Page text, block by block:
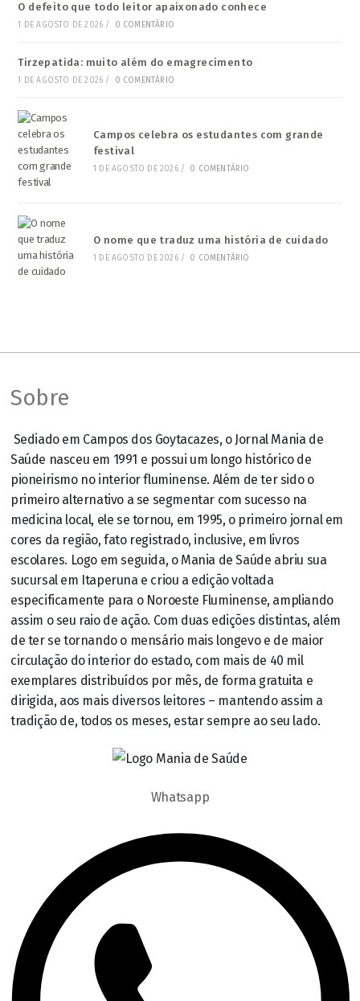
O defeito que todo leitor apaixonado conhece
1 DE AGOSTO DE 2026 / 0 COMENTÁRIO
Tirzepatida: muito além do emagrecimento
1 DE AGOSTO DE 2026 / 0 COMENTÁRIO
Campos celebra os estudantes com grande
festival
1 DE AGOSTO DE 2026 / 0 COMENTÁRIO
O nome que traduz uma história de cuidado
1 DE AGOSTO DE 2026 / 0 COMENTÁRIO
Sobre
Sediado em Campos dos Goytacazes, o Jornal Mania de
Saúde nasceu em 1991 e possui um longo histórico de
pioneirismo no interior fluminense. Além de ter sido o
primeiro alternativo a se segmentar com sucesso na
medicina local, ele se tornou, em 1995, o primeiro jornal em
cores da região, fato registrado, inclusive, em livros
escolares. Logo em seguida, o Mania de Saúde abriu sua
sucursal em Itaperuna e criou a edição voltada
especificamente para o Noroeste Fluminense, ampliando
assim o seu raio de ação. Com duas edições distintas, além
de ter se tornando o mensário mais longevo e de maior
circulação do interior do estado, com mais de 40 mil
exemplares distribuídos por mês, de forma gratuita e
dirigida, aos mais diversos leitores – mantendo assim a
tradição de, todos os meses, estar sempre ao seu lado.
Whatsapp